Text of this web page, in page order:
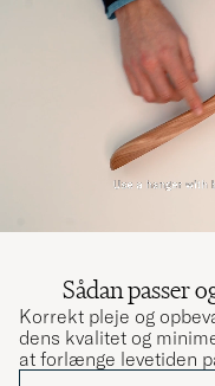
Sådan passer
Korrekt pleje og
dens kvalitet og
at forlænge levetiden